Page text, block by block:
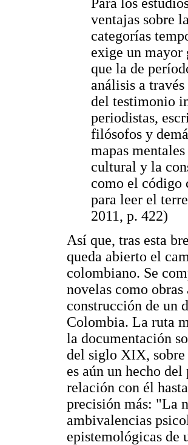
ventajas sobre
categorías
exige un mayor
que la de
análisis a
del testimonio
periodistas,
filósofos y
mapas
cultural y la
como el código
para leer el
2011, p. 422)
Así que, tras esta
queda abierto el
colombiano. Se
novelas como obras
construcción de un
Colombia. La ruta
la documentación
del siglo XIX, sobre
es aún un hecho
relación con él
precisión más: "La
ambivalencias
epistemológicas de